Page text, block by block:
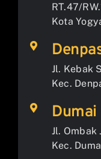
RT.47/
Kota
Jl. Kebak
Kec.
Dumai
Jl. Ombak
Kec.